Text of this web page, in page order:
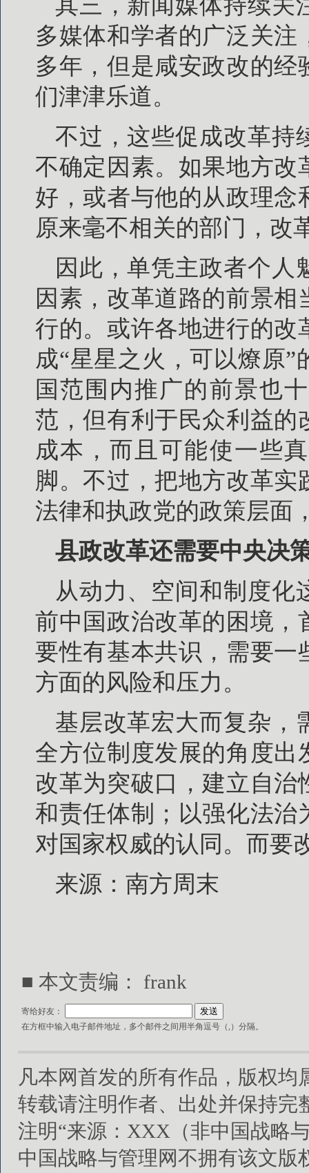
其三，新闻媒体持续关
多媒体和学者的广泛关
多年，但是咸安政改的
们津津乐道。
不过，这些促成改革持
不确定因素。如果地方改
好，或者与他的从政理
原来毫不相关的部门，改
因此，单凭主政者个人
因素，改革道路的前景
行的。或许各地进行的改
成“星星之火，可以燎原
国范围内推广的前景也
范，但有利于民众利益的
成本，而且可能使一些
脚。不过，把地方改革
法律和执政党的政策层面
县政改革还需要中央决
从动力、空间和制度化
前中国政治改革的困境，
要性有基本共识，需要一
方面的风险和压力。
基层改革宏大而复杂，
全方位制度发展的角度
改革为突破口，建立自
和责任体制；以强化法治
对国家权威的认同。而要
来源：南方周末
■ 本文责编： frank
寄给好友：
在方框中输入电子邮件地址，多个邮件之间用半角逗号（,）分隔。
凡本网首发的所有作品，版权
转载请注明作者、出处并保持完
注明“来源：XXX（非中国战略
中国战略与管理网不拥有该文